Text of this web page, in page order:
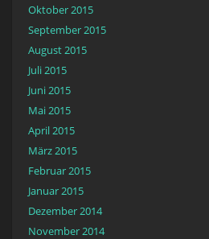
Oktober 2015
September 2015
August 2015
Juli 2015
Juni 2015
Mai 2015
April 2015
März 2015
Februar 2015
Januar 2015
Dezember 2014
November 2014